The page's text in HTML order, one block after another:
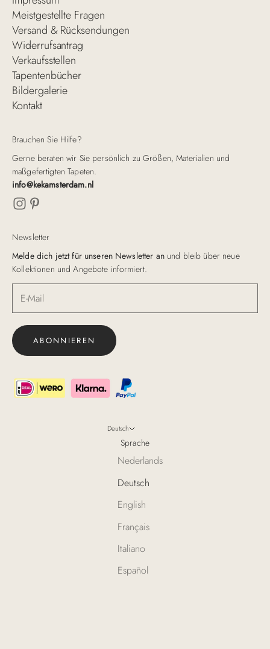
Meistgestellte Fragen
Versand & Rücksendungen
Widerrufsantrag
Verkaufsstellen
Tapentenbücher
Bildergalerie
Kontakt
Brauchen Sie Hilfe?
Gerne beraten wir Sie persönlich zu Größen, Materialien und
maßgefertigten Tapeten.
info@kekamsterdam.nl
Newsletter
Melde dich jetzt für unseren Newsletter anund bleib über neue
Kollektionen und Angebote informiert.
ABONNIEREN
Deutsch
Sprache
Nederlands
Deutsch
English
Français
Italiano
Español